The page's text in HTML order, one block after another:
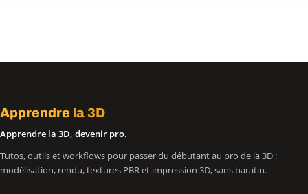
Apprendre la 3D
Apprendre la 3D, devenir pro.
Tutos, outils et workflows pour passer du débutant au pro de la 3D :
modélisation, rendu, textures PBR et impression 3D, sans baratin.